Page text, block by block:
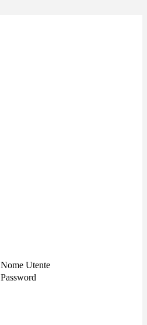
Nome Utente
Password